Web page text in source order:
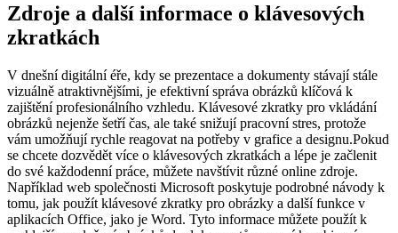
Zdroje a další informace o klávesových
zkratkách
V dnešní digitální éře, kdy se prezentace a dokumenty stávají stále
vizuálně atraktivnějšími, je efektivní správa obrázků klíčová k
zajištění profesionálního vzhledu. Klávesové zkratky pro vkládání
obrázků nejenže šetří čas, ale také snižují pracovní stres, protože
vám umožňují rychle reagovat na potřeby v grafice a designu.Pokud
se chcete dozvědět více o klávesových zkratkách a lépe je začlenit
do své každodenní práce, můžete navštívit různé online zdroje.
Například web společnosti Microsoft poskytuje podrobné návody k
tomu, jak použít klávesové zkratky pro obrázky a další funkce v
aplikacích Office, jako je Word. Tyto informace můžete použít k